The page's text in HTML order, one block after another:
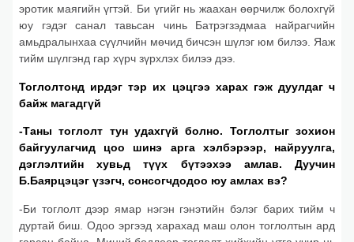
эротик маягийн үгтэй. Би үгийг нь жаахан өөрчилж болохгүй
юу гэдэг санал тавьсан чинь Батрэгзэдмаа найрагчийн
амьдралынхаа сүүлчийн мөчид бичсэн шүлэг юм билээ. Яаж
тийм шүлгэнд гар хүрч зүрхлэх билээ дээ.
Тоглолтонд ирдэг тэр их цэцгээ харах гэж дуулдаг ч
байж магадгүй
-Таны тоглолт тун удахгүй болно. Тоглолтыг зохион
байгуулагчид цоо шинэ арга хэлбэрээр, найруулга,
дэглэлтийн хувьд түүх бүтээхээ амлав. Дуучин
Б.Баярцэцэг үзэгч, сонсогчдодоо юу амлах вэ?
-Би тоглолт дээр ямар нэгэн гэнэтийн бэлэг барих тийм ч
дуртай биш. Одоо эргээд харахад маш олон тоглолтын ард